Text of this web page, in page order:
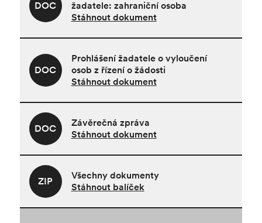
žadatele: zahraniční osoba
Stáhnout dokument
DOC
Prohlášení žadatele o vyloučení
osob z řízení o žádosti
Stáhnout dokument
DOC
Závěrečná zpráva
Stáhnout dokument
DOC
Všechny dokumenty
Stáhnout balíček
ZIP